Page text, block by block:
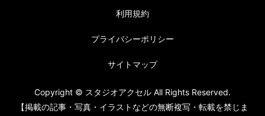
利用規約
プライバシーポリシー
サイトマップ
Copyright © スタジオアクセル All Rights Reserved.
【掲載の記事・写真・イラストなどの無断複写・転載を禁じま